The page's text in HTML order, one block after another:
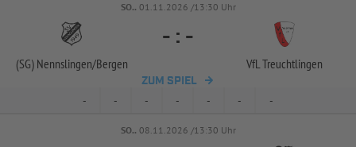
SO.. 01.11.2026 /13:30 Uhr
(SG) Nennslingen/Bergen
- : -
VfL Treuchtlingen
ZUM SPIEL
- - - - - - -
SO.. 08.11.2026 /13:30 Uhr